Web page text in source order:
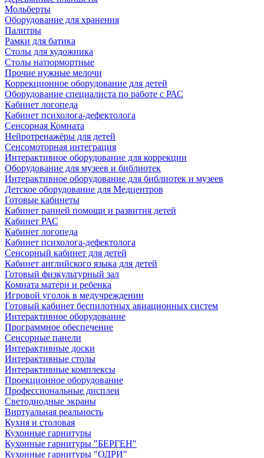
Мольберты
Оборудование для хранения
Палитры
Рамки для батика
Столы для художника
Столы натюрмортные
Прочие нужные мелочи
Коррекционное оборудование для детей
Оборудование специалиста по работе с РАС
Кабинет логопеда
Кабинет психолога-дефектолога
Сенсорная Комната
Нейротренажёры для детей
Сенсомоторная интеграция
Интерактивное оборудование для коррекции
Оборудование для музеев и библиотек
Интерактивное оборудование для библиотек и музеев
Детское оборудование для Медцентров
Готовые кабинеты
Кабинет ранней помощи и развития детей
Кабинет РАС
Кабинет логопеда
Кабинет психолога-дефектолога
Сенсорный кабинет для детей
Кабинет английского языка для детей
Готовый физкультурный зал
Комната матери и ребенка
Игровой уголок в медучреждении
Готовый кабинет беспилотных авиационных систем
Интерактивное оборудование
Программное обеспечение
Сенсорные панели
Интерактивные доски
Интерактивные столы
Интерактивные комплексы
Проекционное оборудование
Профессиональные дисплеи
Светодиодные экраны
Виртуальная реальность
Кухня и столовая
Кухонные гарнитуры
Кухонные гарнитуры "БЕРГЕН"
Кухонные гарнитуры "ОДРИ"